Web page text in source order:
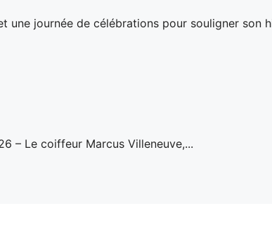
une journée de célébrations pour souligner son
– Le coiffeur Marcus Villeneuve,...